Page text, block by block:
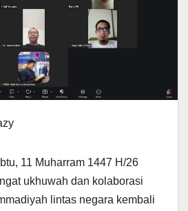
11 Muharram 1447 H/26
ukhuwah dan kolaborasi
lintas negara kembali